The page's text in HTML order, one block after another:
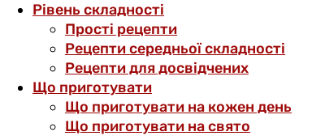
Рівень складності
Прості рецепти
Рецепти середньої складності
Рецепти для досвідчених
Що приготувати
Що приготувати на кожен день
Що приготувати на свято